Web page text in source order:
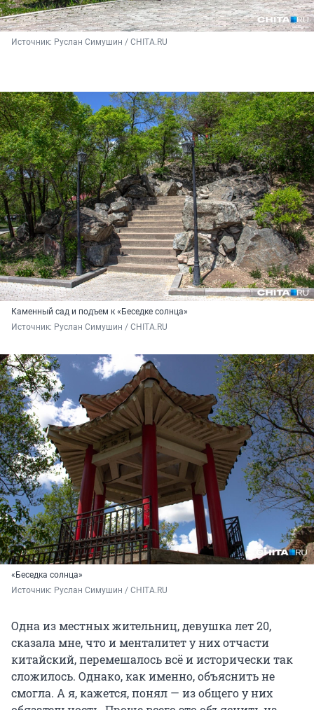
Источник: Руслан Симушин / CHITA.RU
Каменный сад и подъем к «Беседке солнца»
Источник: Руслан Симушин / CHITA.RU
«Беседка солнца»
Источник: Руслан Симушин / CHITA.RU
Одна из местных жительниц, девушка лет 20,
сказала мне, что и менталитет у них отчасти
китайский, перемешалось всё и исторически так
сложилось. Однако, как именно, объяснить не
смогла. А я, кажется, понял — из общего у них